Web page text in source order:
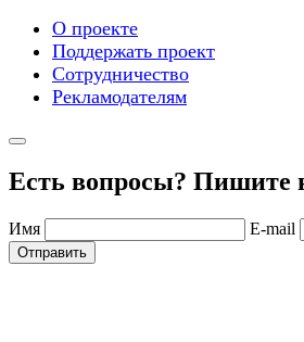
О проекте
Поддержать проект
Сотрудничество
Рекламодателям
Есть вопросы? Пишите
Имя E-mail